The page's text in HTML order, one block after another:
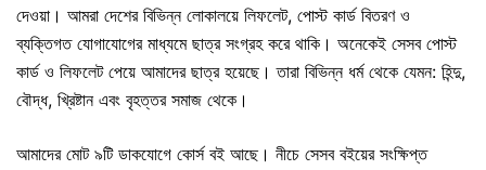
দেওয়া। আমরা দেশের বিভিন্ন লোকালয়ে লিফলেট, পোস্ট কার্ড বিতরণ ও
ব্যক্তিগত যোগাযোগের মাধ্যমে ছাত্র সংগ্রহ করে থাকি। অনেকেই সেসব পোস্ট
কার্ড ও লিফলেট পেয়ে আমাদের ছাত্র হয়েছে। তারা বিভিন্ন ধর্ম থেকে যেমন: হিন্দু,
বৌদ্ধ, খ্রিষ্টান এবং বৃহত্তর সমাজ থেকে।
আমাদের মোট ৯টি ডাকযোগে কোর্স বই আছে। নীচে সেসব বইয়ের সংক্ষিপ্ত